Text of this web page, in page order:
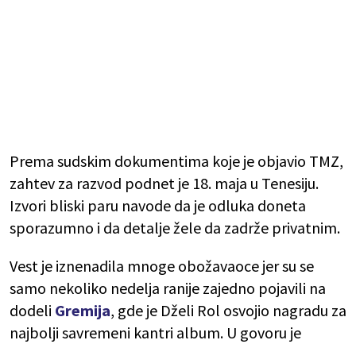
Prema sudskim dokumentima koje je objavio TMZ,
zahtev za razvod podnet je 18. maja u Tenesiju.
Izvori bliski paru navode da je odluka doneta
sporazumno i da detalje žele da zadrže privatnim.
Vest je iznenadila mnoge obožavaoce jer su se
samo nekoliko nedelja ranije zajedno pojavili na
dodeli Gremija, gde je Dželi Rol osvojio nagradu za
najbolji savremeni kantri album. U govoru je